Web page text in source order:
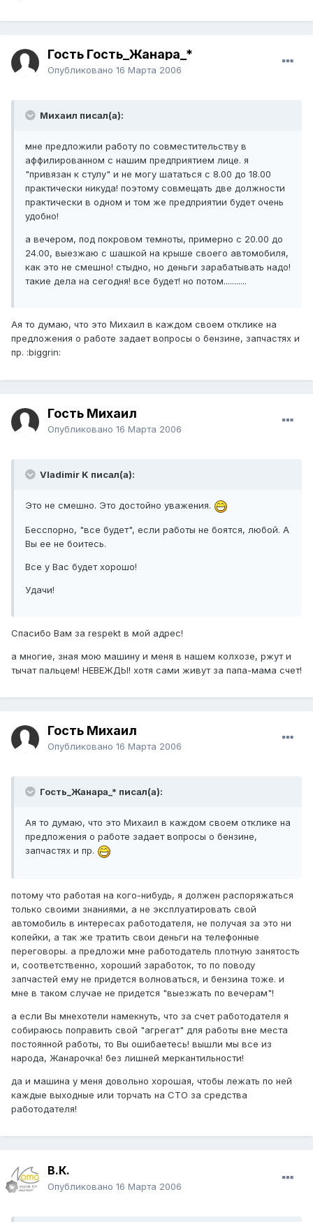
Гость Гость_Жанара_*
Опубликовано 16 Марта 2006
Михаил писал(а):
мне предложили работу по совместительству в
аффилированном с нашим предприятием лице. я
"привязан к стулу" и не могу шататься с 8.00 до 18.00
практически никуда! поэтому совмещать две должности
практически в одном и том же предприятии будет очень
удобно!
а вечером, под покровом темноты, примерно с 20.00 до
24.00, выезжаю с шашкой на крыше своего автомобиля,
как это не смешно! стыдно, но деньги зарабатывать надо!
такие дела на сегодня! все будет! но потом...........
Ая то думаю, что это Михаил в каждом своем отклике на
предложения о работе задает вопросы о бензине, запчастях и
пр. :biggrin:
Гость Михаил
Опубликовано 16 Марта 2006
Vladimir K писал(а):
Это не смешно. Это достойно уважения.
Бесспорно, "все будет", если работы не боятся, любой. А
Вы ее не боитесь.
Все у Вас будет хорошо!
Удачи!
Спасибо Вам за respekt в мой адрес!
а многие, зная мою машину и меня в нашем колхозе, ржут и
тычат пальцем! НЕВЕЖДЫ! хотя сами живут за папа-мама счет!
Гость Михаил
Опубликовано 16 Марта 2006
Гость_Жанара_* писал(а):
Ая то думаю, что это Михаил в каждом своем отклике на
предложения о работе задает вопросы о бензине,
запчастях и пр.
потому что работая на кого-нибудь, я должен распоряжаться
только своими знаниями, а не эксплуатировать свой
автомобиль в интересах работодателя, не получая за это ни
копейки, а так же тратить свои деньги на телефонные
переговоры. а предложи мне работодатель плотную занятость
и, соответственно, хороший заработок, то по поводу
запчастей ему не придется волноваться, и бензина тоже. и
мне в таком случае не придется "выезжать по вечерам"!
а если Вы мнехотели намекнуть, что за счет работодателя я
собираюсь поправить свой "агрегат" для работы вне места
постоянной работы, то Вы ошибаетесь! вышли мы все из
народа, Жанарочка! без лишней меркантильности!
да и машина у меня довольно хорошая, чтобы лежать по ней
каждые выходные или торчать на СТО за средства
работодателя!
В.К.
Опубликовано 16 Марта 2006